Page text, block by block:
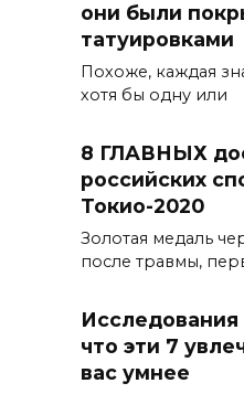
они были
татуировками
Похоже, каждая
хотя бы одну или
8 ГЛАВНЫХ
российских
Токио-2020
Золотая медаль
после травмы,
что эти 7
вас умнее